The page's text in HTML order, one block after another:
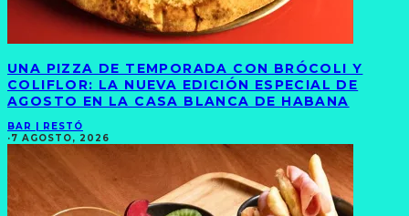
UNA PIZZA DE TEMPORADA CON BRÓCOLI Y
COLIFLOR: LA NUEVA EDICIÓN ESPECIAL DE
AGOSTO EN LA CASA BLANCA DE HABANA
BAR | RESTÓ
·7 AGOSTO, 2026